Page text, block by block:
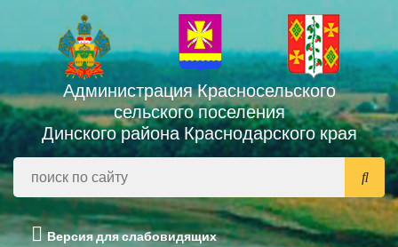
Администрация Красносельского
сельского поселения
Динского района Краснодарского края
Версия для слабовидящих